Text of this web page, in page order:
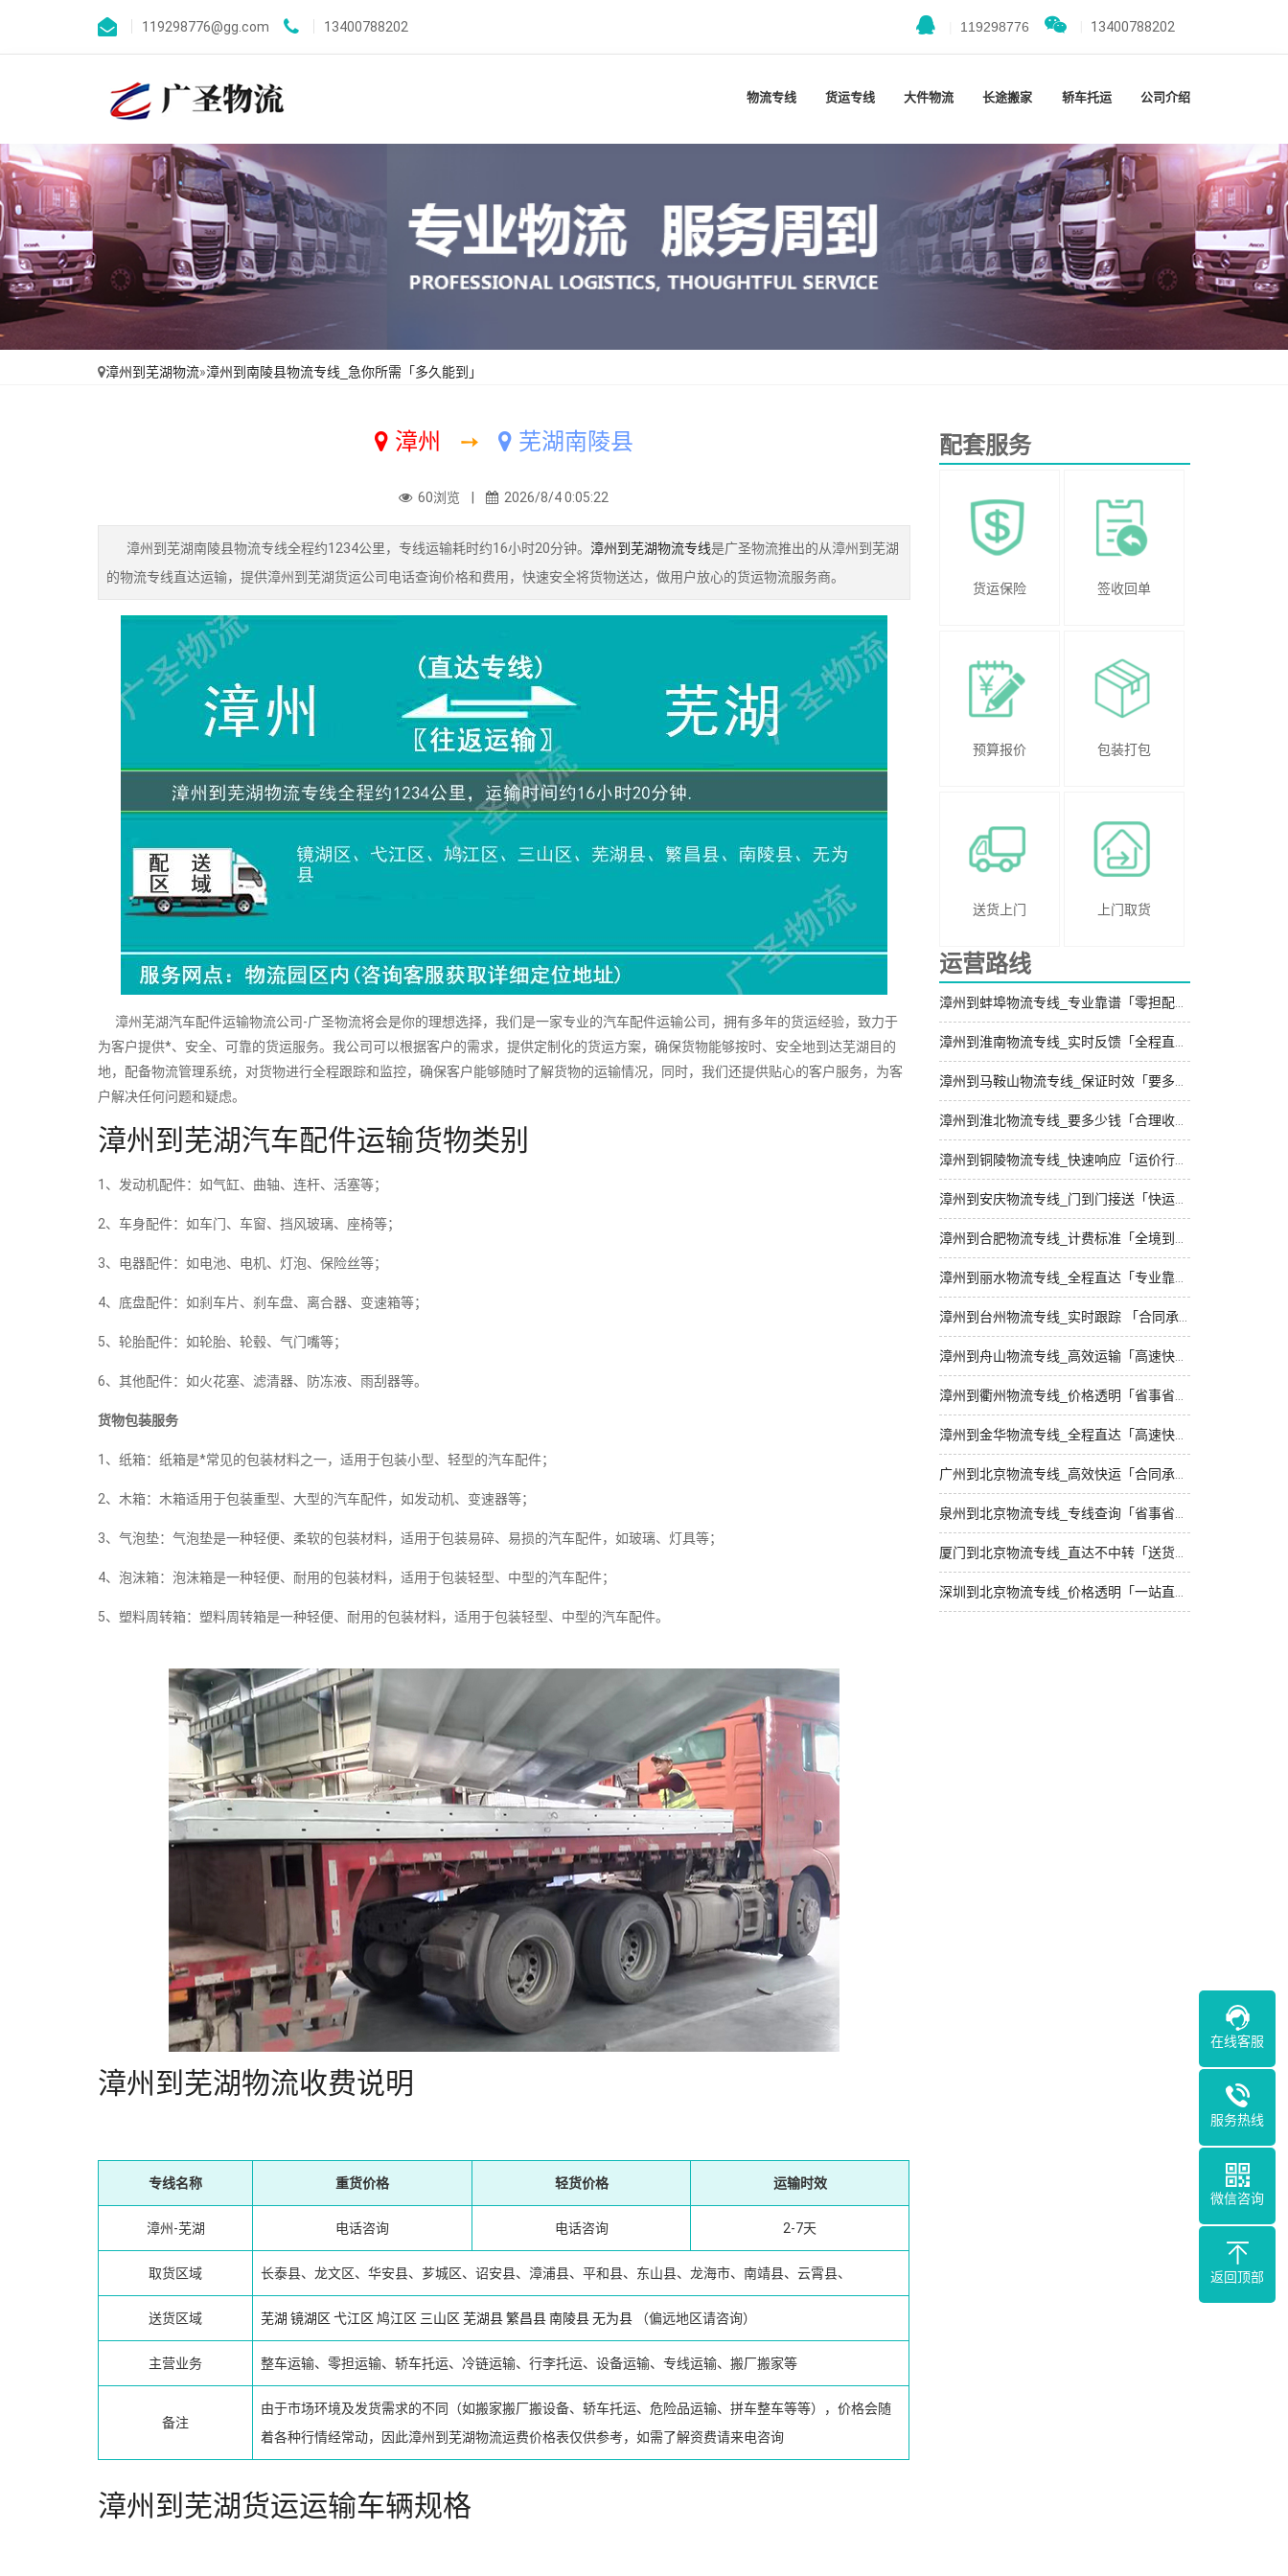
119298776@gg.com 13400788202 119298776 13400788202
物流专线 货运专线 大件物流 长途搬家 轿车托运 公司介绍
漳州到芜湖物流»漳州到南陵县物流专线_急你所需「多久能到」
漳州 ➙ 芜湖南陵县
60浏览 | 2026/8/4 0:05:22
漳州到芜湖南陵县物流专线全程约1234公里，专线运输耗时约16小时20分钟。 漳州到芜湖物流专线是广圣物流推出的从漳州到芜湖
的物流专线直达运输，提供漳州到芜湖货运公司电话查询价格和费用，快速安全将货物送达，做用户放心的货运物流服务商。
漳州芜湖汽车配件运输物流公司-广圣物流将会是你的理想选择，我们是一家专业的汽车配件运输公司，拥有多年的货运经验，致力于
为客户提供*、安全、可靠的货运服务。我公司可以根据客户的需求，提供定制化的货运方案，确保货物能够按时、安全地到达芜湖目的
地，配备物流管理系统，对货物进行全程跟踪和监控，确保客户能够随时了解货物的运输情况，同时，我们还提供贴心的客户服务，为客
户解决任何问题和疑虑。
漳州到芜湖汽车配件运输货物类别
1、发动机配件：如气缸、曲轴、连杆、活塞等；
2、车身配件：如车门、车窗、挡风玻璃、座椅等；
3、电器配件：如电池、电机、灯泡、保险丝等；
4、底盘配件：如刹车片、刹车盘、离合器、变速箱等；
5、轮胎配件：如轮胎、轮毂、气门嘴等；
6、其他配件：如火花塞、滤清器、防冻液、雨刮器等。
货物包装服务
1、纸箱：纸箱是*常见的包装材料之一，适用于包装小型、轻型的汽车配件；
2、木箱：木箱适用于包装重型、大型的汽车配件，如发动机、变速器等；
3、气泡垫：气泡垫是一种轻便、柔软的包装材料，适用于包装易碎、易损的汽车配件，如玻璃、灯具等；
4、泡沫箱：泡沫箱是一种轻便、耐用的包装材料，适用于包装轻型、中型的汽车配件；
5、塑料周转箱：塑料周转箱是一种轻便、耐用的包装材料，适用于包装轻型、中型的汽车配件。
漳州到芜湖物流收费说明
专线名称 重货价格 轻货价格 运输时效
漳州-芜湖 电话咨询 电话咨询 2-7天
取货区域 长泰县、龙文区、华安县、芗城区、诏安县、漳浦县、平和县、东山县、龙海市、南靖县、云霄县、
送货区域 芜湖 镜湖区 弋江区 鸠江区 三山区 芜湖县繁昌县南陵县无为县 （偏远地区请咨询）
主营业务 整车运输、零担运输、轿车托运、冷链运输、行李托运、设备运输、专线运输、搬厂搬家等
备注
由于市场环境及发货需求的不同（如搬家搬厂搬设备、轿车托运、危险品运输、拼车整车等等），价格会随
着各种行情经常动，因此漳州到芜湖物流运费价格表仅供参考，如需了解资费请来电咨询
漳州到芜湖货运运输车辆规格
配套服务
货运保险 签收回单
预算报价 包装打包
送货上门 上门取货
运营路线
漳州到蚌埠物流专线_专业靠谱「零担配货」
漳州到淮南物流专线_实时反馈「全程直达」
漳州到马鞍山物流专线_保证时效「要多少钱」
漳州到淮北物流专线_要多少钱「合理收费」
漳州到铜陵物流专线_快速响应「运价行情」
漳州到安庆物流专线_门到门接送「快运有保障」
漳州到合肥物流专线_计费标准「全境到达」
漳州到丽水物流专线_全程直达「专业靠谱」
漳州到台州物流专线_实时跟踪 「合同承运」
漳州到舟山物流专线_高效运输「高速快运」
漳州到衢州物流专线_价格透明「省事省心」
漳州到金华物流专线_全程直达「高速快运」
广州到北京物流专线_高效快运「合同承运」
泉州到北京物流专线_专线查询「省事省心」
厦门到北京物流专线_直达不中转「送货到门」
深圳到北京物流专线_价格透明「一站直达」
在线客服
服务热线
微信咨询
返回顶部